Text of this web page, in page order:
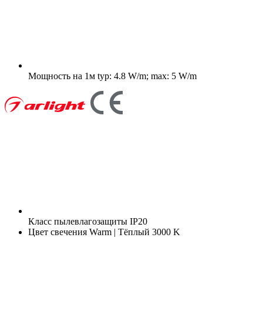
Мощность на 1м typ: 4.8 W/m; max: 5 W/m
Класс пылевлагозащиты IP20
Цвет свечения Warm | Тёплый 3000 K